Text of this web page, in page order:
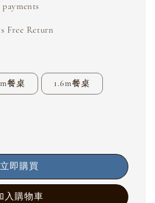
Free Return
餐桌 1.6m餐桌
立即購買
入購物車